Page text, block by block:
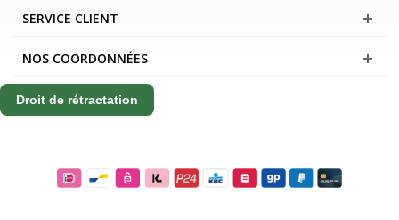
SERVICE CLIENT
NOS COORDONNÉES
Droit de rétractation